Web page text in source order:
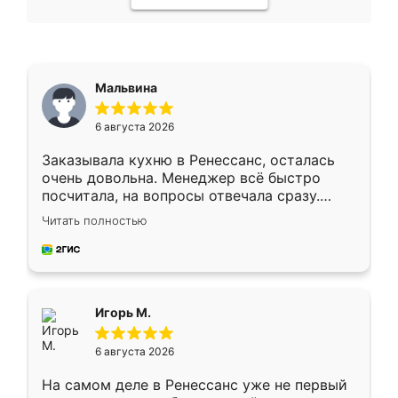
Мальвина
6 августа 2026
Заказывала кухню в Ренессанс, осталась
очень довольна. Менеджер всё быстро
посчитала, на вопросы отвечала сразу.
Замерщик приехал в субботу, подошёл к
делу со всей ответственностью. Собрали
за день, ребята работали аккуратно, даже
Читать полностью
Игорь М.
6 августа 2026
На самом деле в Ренессанс уже не первый